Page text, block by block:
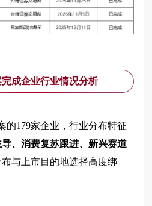
完成企业行业情况分析
的179家企业，行业分布特征
、消费复苏跟进、新兴赛道
与上市目的地选择高度绑